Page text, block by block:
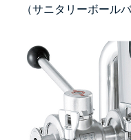
（サニタリーボール